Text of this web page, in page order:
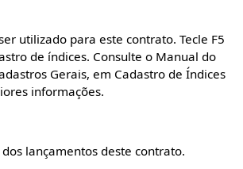
utilizado para este contrato. Tecle F5
de índices. Consulte o Manual do
Gerais, em Cadastro de Índices
informações.
lançamentos deste contrato.